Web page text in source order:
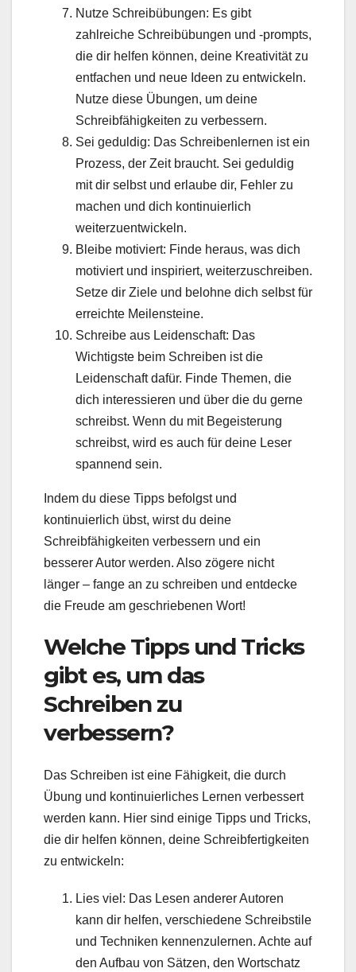
Nutze Schreibübungen: Es gibt
zahlreiche Schreibübungen und -prompts,
die dir helfen können, deine Kreativität zu
entfachen und neue Ideen zu entwickeln.
Nutze diese Übungen, um deine
Schreibfähigkeiten zu verbessern.
Sei geduldig: Das Schreibenlernen ist ein
Prozess, der Zeit braucht. Sei geduldig
mit dir selbst und erlaube dir, Fehler zu
machen und dich kontinuierlich
weiterzuentwickeln.
Bleibe motiviert: Finde heraus, was dich
motiviert und inspiriert, weiterzuschreiben.
Setze dir Ziele und belohne dich selbst für
erreichte Meilensteine.
Schreibe aus Leidenschaft: Das
Wichtigste beim Schreiben ist die
Leidenschaft dafür. Finde Themen, die
dich interessieren und über die du gerne
schreibst. Wenn du mit Begeisterung
schreibst, wird es auch für deine Leser
spannend sein.
Indem du diese Tipps befolgst und
kontinuierlich übst, wirst du deine
Schreibfähigkeiten verbessern und ein
besserer Autor werden. Also zögere nicht
länger – fange an zu schreiben und entdecke
die Freude am geschriebenen Wort!
Welche Tipps und Tricks
gibt es, um das
Schreiben zu
verbessern?
Das Schreiben ist eine Fähigkeit, die durch
Übung und kontinuierliches Lernen verbessert
werden kann. Hier sind einige Tipps und Tricks,
die dir helfen können, deine Schreibfertigkeiten
zu entwickeln:
Lies viel: Das Lesen anderer Autoren
kann dir helfen, verschiedene Schreibstile
und Techniken kennenzulernen. Achte auf
den Aufbau von Sätzen, den Wortschatz